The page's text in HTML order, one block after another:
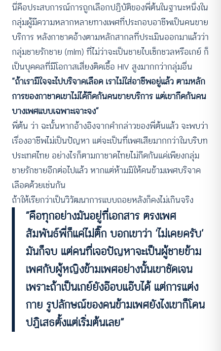
นี่คือประสบการณ์การถูกเลือกปฏิบัติของพี่ต้นในฐานะหนึ่งใน
กลุ่มผู้มีความหลากหลายทางเพศที่ประกอบอาชีพเป็นคนขาย
บริการ หลังกาชาดอ้างตามหลักสากลที่ประเมินออกมาแล้วว่า
กลุ่มชายรักชาย (mlm) ที่ไม่ว่าจะเป็นชายไบเซ็กชวลหรือเกย์ ก็
เป็นบุคคลที่มีโอกาสเสี่ยงติดเชื้อ HIV สูงมากกว่ากลุ่มอื่น
“ถ้าเรามีใจจะไปบริจาคเลือด เราไม่ใส่อาชีพอยู่แล้ว ตามหลัก
การของกาชาดเขาไม่ได้กีดกันคนขายบริการ แต่เขากีดกันคน
บางเพศแบบเฉพาะเจาะจง”
พี่ต้น ว่า ฉะนั้นหากอ้างอิงจากคำกล่าวของพี่ต้นแล้ว จะพบว่า
เรื่องอาชีพไม่เป็นปัญหา แต่จะเป็นที่เพศเสียมากกว่าในบริบท
ประเทศไทย อย่างไรก็ตามกาชาดไทยไม่กีดกันแค่เพียงกลุ่ม
ชายรักชายอีกต่อไปแล้ว หากแต่ห้ามมิให้คนข้ามเพศบริจาค
เลือดด้วยเช่นกัน
ถ้าให้เรียกว่าเป็นวิวัฒนาการแบบถอยหลังก็คงไม่เกินจริง
“คือทุกอย่างมันอยู่ที่เอกสาร ตรงเพศ
สัมพันธ์พี่ก็แค่ไม่ติ๊ก บอกเขาว่า ‘ไม่เคยครับ’
มันก็จบ แต่คนที่เจอปัญหาจะเป็นผู้ชายข้าม
เพศกับผู้หญิงข้ามเพศอย่างนั้นเขาชัดเจน
เพราะถ้าเป็นเกย์ยังอ๊อบแอ๊บได้ แต่การแต่ง
กาย รูปลักษณ์ของคนข้ามเพศยังไงเขาก็โดน
ปฏิเสธตั้งแต่เริ่มต้นเลย”